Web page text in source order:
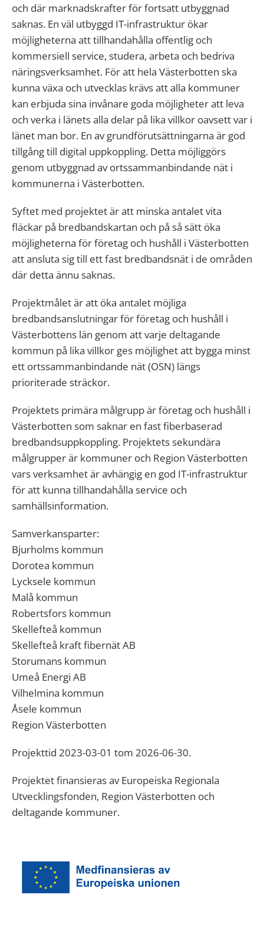
och där marknadskrafter för fortsatt utbyggnad
saknas. En väl utbyggd IT-infrastruktur ökar
möjligheterna att tillhandahålla offentlig och
kommersiell service, studera, arbeta och bedriva
näringsverksamhet. För att hela Västerbotten ska
kunna växa och utvecklas krävs att alla kommuner
kan erbjuda sina invånare goda möjligheter att leva
och verka i länets alla delar på lika villkor oavsett var i
länet man bor. En av grundförutsättningarna är god
tillgång till digital uppkoppling. Detta möjliggörs
genom utbyggnad av ortssammanbindande nät i
kommunerna i Västerbotten.
Syftet med projektet är att minska antalet vita
fläckar på bredbandskartan och på så sätt öka
möjligheterna för företag och hushåll i Västerbotten
att ansluta sig till ett fast bredbandsnät i de områden
där detta ännu saknas.
Projektmålet är att öka antalet möjliga
bredbandsanslutningar för företag och hushåll i
Västerbottens län genom att varje deltagande
kommun på lika villkor ges möjlighet att bygga minst
ett ortssammanbindande nät (OSN) längs
prioriterade sträckor.
Projektets primära målgrupp är företag och hushåll i
Västerbotten som saknar en fast fiberbaserad
bredbandsuppkoppling. Projektets sekundära
målgrupper är kommuner och Region Västerbotten
vars verksamhet är avhängig en god IT-infrastruktur
för att kunna tillhandahålla service och
samhällsinformation.
Samverkansparter:
Bjurholms kommun
Dorotea kommun
Lycksele kommun
Malå kommun
Robertsfors kommun
Skellefteå kommun
Skellefteå kraft fibernät AB
Storumans kommun
Umeå Energi AB
Vilhelmina kommun
Åsele kommun
Region Västerbotten
Projekttid 2023-03-01 tom 2026-06-30.
Projektet finansieras av Europeiska Regionala
Utvecklingsfonden, Region Västerbotten och
deltagande kommuner.